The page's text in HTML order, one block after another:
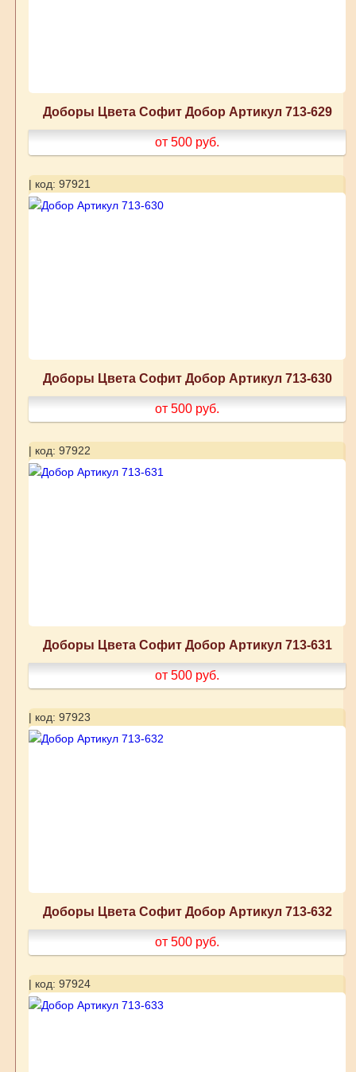
Доборы Цвета Софит Добор Артикул 713-629
от 500 руб.
| код: 97921
Доборы Цвета Софит Добор Артикул 713-630
от 500 руб.
| код: 97922
Доборы Цвета Софит Добор Артикул 713-631
от 500 руб.
| код: 97923
Доборы Цвета Софит Добор Артикул 713-632
от 500 руб.
| код: 97924